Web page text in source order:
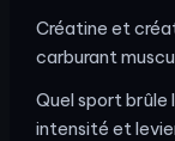
Créatine et
carburant
Quel sport brûle
intensité et